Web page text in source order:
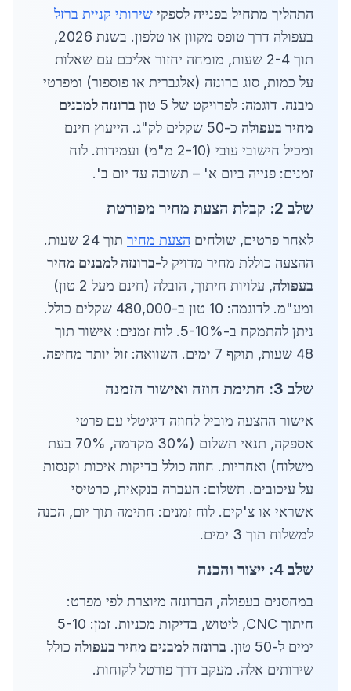
התהליך מתחיל בפנייה לספקי שירותי קניית ברזל
בעפולה דרך טופס מקוון או טלפון. בשנת 2026,
תוך 2-4 שעות, מומחה יחזור אליכם עם שאלות
על כמות, סוג ברונזה (אלגברית או פוספור) ומפרטי
מבנה. דוגמה: לפרויקט של 5 טון
ברונזה למבנים
מחיר בעפולה
כ-50 שקלים לק"ג. הייעוץ חינם
ומכיל חישובי עובי (2-10 מ"מ) ועמידות. לוח
זמנים: פנייה ביום א' – תשובה עד יום ב'.
שלב 2: קבלת הצעת מחיר מפורטת
לאחר פרטים, שולחים הצעת מחיר
תוך 24 שעות.
ההצעה כוללת מחיר מדויק ל-ברונזה למבנים מחיר
בעפולה
, עלויות חיתוך, הובלה (חינם מעל 2 טון)
ומע"מ. לדוגמה: 10 טון ב-480,000 שקלים כולל.
ניתן להתמקח ב-5-10%. לוח זמנים: אישור תוך
48 שעות, תוקף 7 ימים. השוואה: זול יותר מחיפה.
שלב 3: חתימת חוזה ואישור הזמנה
אישור ההצעה מוביל לחוזה דיגיטלי עם פרטי
אספקה, תנאי תשלום (30% מקדמה, 70% בעת
משלוח) ואחריות. חוזה כולל בדיקות איכות וקנסות
על עיכובים. תשלום: העברה בנקאית, כרטיסי
אשראי או צ'קים. לוח זמנים: חתימה תוך יום, הכנה
למשלוח תוך 3 ימים.
שלב 4: ייצור והכנה
במחסנים בעפולה, הברונזה מיוצרת לפי מפרט:
חיתוך CNC, ליטוש, בדיקות מכניות. זמן: 5-10
ימים ל-50 טון.
ברונזה למבנים מחיר בעפולה כולל
שירותים אלה. מעקב דרך פורטל לקוחות.